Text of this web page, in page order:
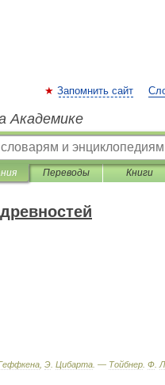
Запомнить сайт
Академике
Переводы Книги
Э Цибарта . — Тойбнер Ф